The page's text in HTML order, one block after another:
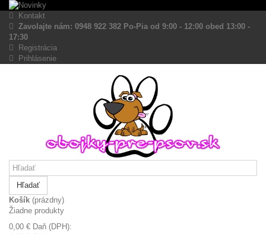
Kontakt
Zavolajte nám: 0948 922 382 Po-Pia od 9:00 - 12:00 obed 13:00 -
17:30
Registrácia
Prihlásenie
Hľadať
Košík (prázdny)
Žiadne produkty
0,00 € Daň (DPH):